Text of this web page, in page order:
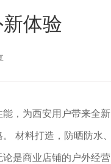
体验
，为西安用户带来全新
材料打造，防晒防水、
是商业店铺的户外经营